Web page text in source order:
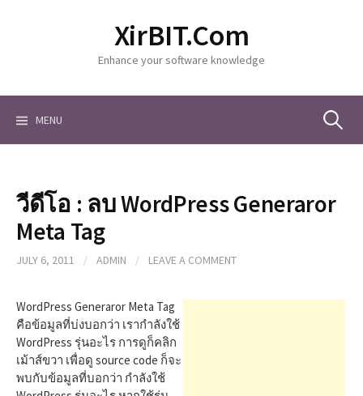
o
XirBIT.Com
Enhance your software knowledge
MENU S
a
วีดีโอ : ลบ WordPress Generaror
Meta Tag
JULY 6, 2011 / ADMIN / LEAVE A COMMENT
WordPress Generaror Meta Tag
คือข้อมูลที่บ่งบอกว่า เรากำลังใช้
WordPress รุ่นอะไร การดูก็คลิก
เม้าส์ขวา เพื่อดู source code ก็จะ
พบกับข้อมูลที่บอกว่า กำลังใช้